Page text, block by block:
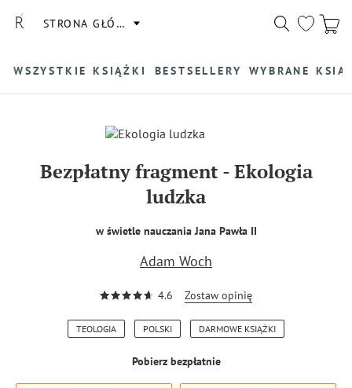
STRONA GŁÓWNA
WSZYSTKIE KSIĄŻKI BESTSELLERY WYBRANE
Bezpłatny fragment-Ekologia
ludzka
w świetle nauczania Jana Pawła II
Adam Woch
4.6 Zostaw opinię
TEOLOGIA POLSKI DARMOWE KSIĄŻKI
Pobierz bezpłatnie